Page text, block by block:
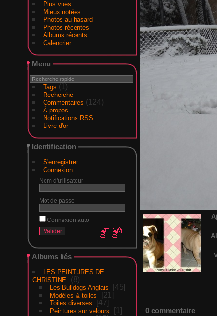
Plus vues
Mieux notées
Photos au hasard
Photos récentes
Albums récents
Calendrier
Menu
Tags (1)
Recherche
Commentaires (124)
À propos
Notifications RSS
Livre d'or
Identification
S'enregistrer
Connexion
Nom d'utilisateur
Mot de passe
Connexion auto
Albums liés
LES PEINTURES DE
CHRISTINE
8
Les Bulldogs Anglais 45
Modèles & toiles 21
Toiles diverses 47
Peintures sur velours 1 0 commentaire